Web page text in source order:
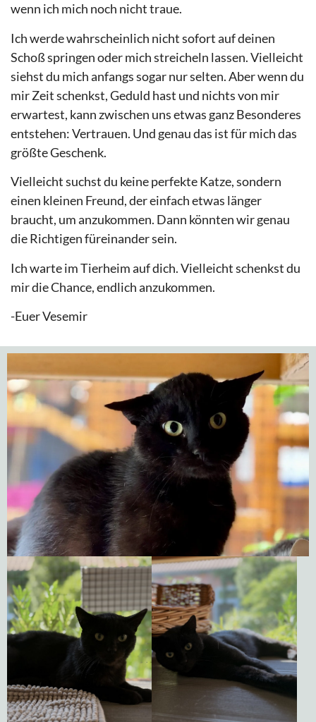
wenn ich mich noch nicht traue.
Ich werde wahrscheinlich nicht sofort auf deinen
Schoß springen oder mich streicheln lassen. Vielleicht
siehst du mich anfangs sogar nur selten. Aber wenn du
mir Zeit schenkst, Geduld hast und nichts von mir
erwartest, kann zwischen uns etwas ganz Besonderes
entstehen: Vertrauen. Und genau das ist für mich das
größte Geschenk.
Vielleicht suchst du keine perfekte Katze, sondern
einen kleinen Freund, der einfach etwas länger
braucht, um anzukommen. Dann könnten wir genau
die Richtigen füreinander sein.
Ich warte im Tierheim auf dich. Vielleicht schenkst du
mir die Chance, endlich anzukommen.
-Euer Vesemir